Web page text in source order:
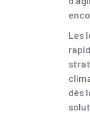
Les
dès